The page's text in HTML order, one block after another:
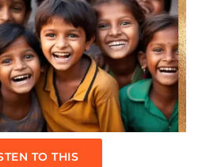
TO THIS